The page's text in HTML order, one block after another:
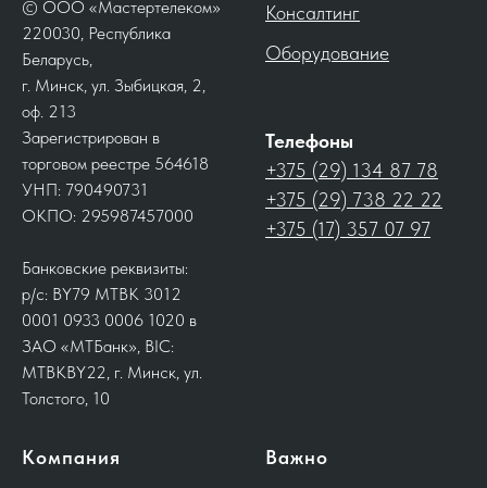
© ООО «Мастертелеком»
220030, Республика
Беларусь,
г. Минск, ул. Зыбицкая, 2,
оф. 213
Зарегистрирован в
торговом реестре 564618
УНП: 790490731
ОКПО: 295987457000
Банковские реквизиты:
р/с: BY79 MTBK 3012
0001 0933 0006 1020 в
ЗАО «МТБанк», BIC:
MTBKBY22, г. Минск, ул.
Толстого, 10
Консалтинг
Оборудование
Телефоны
+375 (29) 134 87 78
+375 (29) 738 22 22
+375 (17) 357 07 97
Компания Важно